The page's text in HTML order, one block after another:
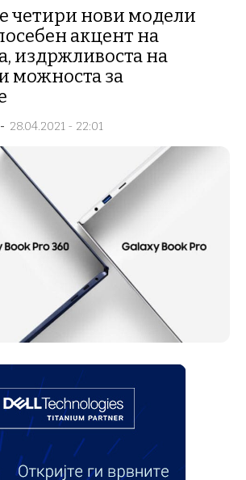
четири нови модели
акцент на
издржливоста на
можноста за
- 28.04.2021 - 22:01